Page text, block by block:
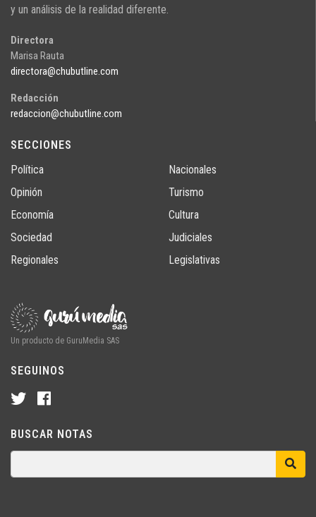
y un análisis de la realidad diferente.
Directora
Marisa Rauta
directora@chubutline.com
Redacción
redaccion@chubutline.com
SECCIONES
Política
Opinión
Economía
Sociedad
Regionales
Nacionales
Turismo
Cultura
Judiciales
Legislativas
Un producto de GuruMedia SAS
SEGUINOS
BUSCAR NOTAS